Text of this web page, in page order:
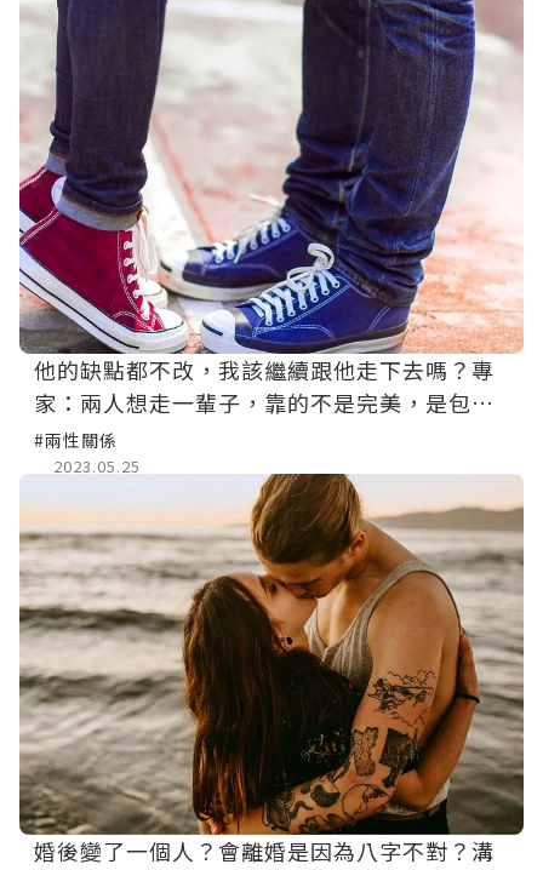
他的缺點都不改，我該繼續跟他走下去嗎？專
家：兩人想走一輩子，靠的不是完美，是包容
與接受
#兩性關係
2023.05.25
婚後變了一個人？會離婚是因為八字不對？溝